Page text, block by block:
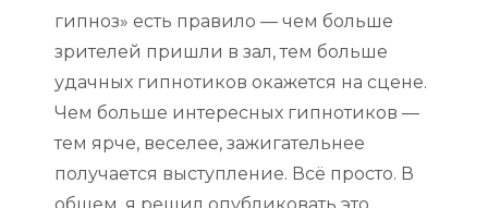
гипноз» есть правило — чем больше
зрителей пришли в зал, тем больше
удачных гипнотиков окажется на сцене.
Чем больше интересных гипнотиков —
тем ярче, веселее, зажигательнее
получается выступление. Всё просто. В